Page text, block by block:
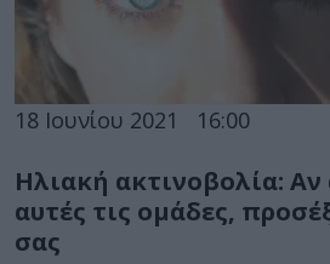
18 Ιουνίου 2021 16:00
Ηλιακή ακτινοβολία: Αν
αυτές τις ομάδες,
σας